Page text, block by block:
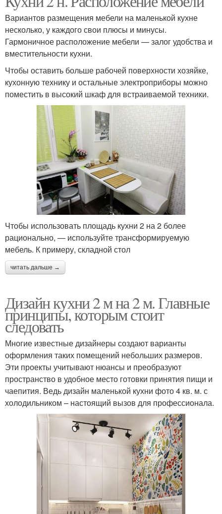
Вариантов размещения мебели на маленькой кухне
несколько, у каждого свои плюсы и минусы.
Гармоничное расположение мебели — залог удобства и
вместительности кухни.
Чтобы оставить больше рабочей поверхности хозяйке,
кухонную технику и остальные электроприборы можно
поместить в высокий шкаф для встраиваемой техники.
Чтобы использовать площадь кухни 2 на 2 более
рационально, — используйте трансформируемую
мебель. К примеру, складной стол
читать дальше →
Дизайн кухни 2 м на 2 м. Главные
принципы, которым стоит
следовать
Многие известные дизайнеры создают варианты
оформления таких помещений небольших размеров.
Эти проекты учитывают нюансы и преобразуют
пространство в удобное место готовки принятия пищи и
чаепития. Ведь дизайн маленькой кухни фото 4 кв. м. с
холодильником – настоящий вызов для профессионала.